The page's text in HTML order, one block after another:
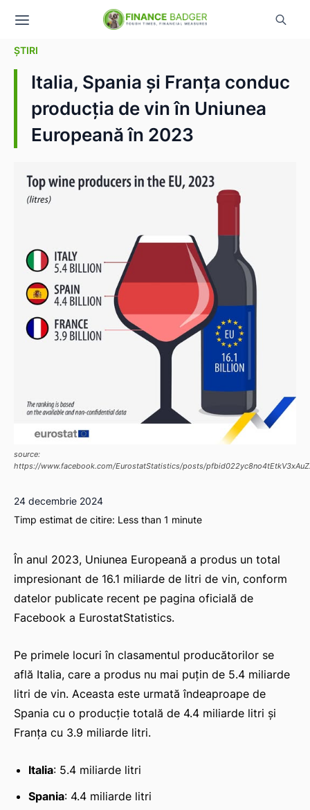
ȘTIRI
Italia, Spania și Franța conduc
producția de vin în Uniunea
Europeană în 2023
source:
https://www.facebook.com/EurostatStatistics/posts/
24 decembrie 2024
Timp estimat de citire: Less than 1 minute
În anul 2023, Uniunea Europeană a produs un total
impresionant de 16.1 miliarde de litri de vin, conform
datelor publicate recent pe pagina oficială de
Facebook a EurostatStatistics.
Pe primele locuri în clasamentul producătorilor se
află Italia, care a produs nu mai puțin de 5.4 miliarde
litri de vin. Aceasta este urmată îndeaproape de
Spania cu o producție totală de 4.4 miliarde litri și
Franța cu 3.9 miliarde litri.
Italia: 5.4 miliarde litri
Spania: 4.4 miliarde litri